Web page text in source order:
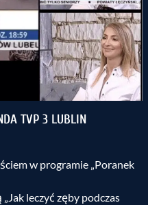
TVP 3 LUBLIN
w programie „Poranek
leczyć zęby podczas